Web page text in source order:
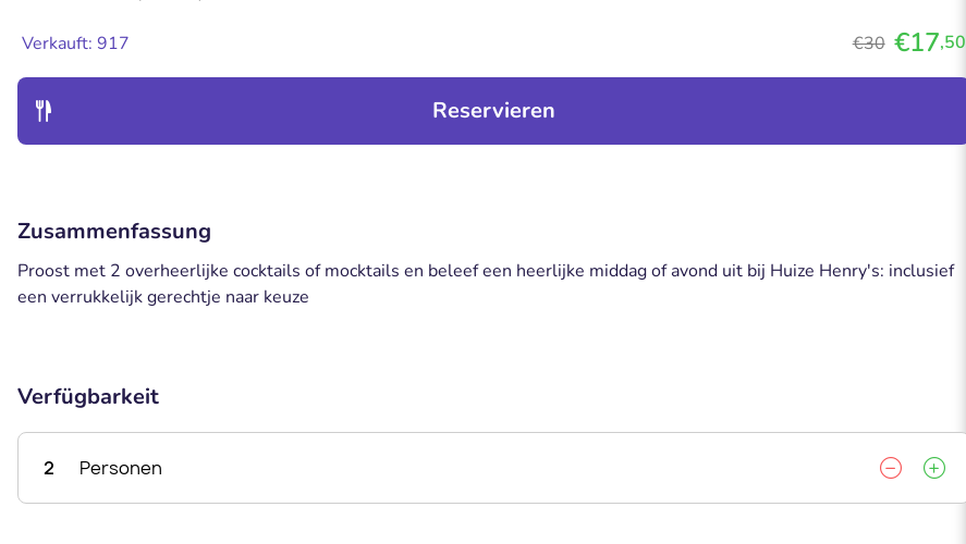
Verkauft: 917 €30 €17,50
Reservieren
Zusammenfassung
Proost met 2 overheerlijke cocktails of mocktails en beleef een heerlijke middag of avond uit bij Huize Henry's: inclusief
een verrukkelijk gerechtje naar keuze
Verfügbarkeit
2 Personen